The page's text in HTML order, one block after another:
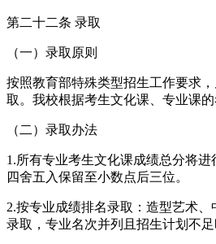
第二十二条 录取
（一）录取原则
按照教育部特殊类型招生工作要求
取。我校根据考生文化课、专业课
（二）录取办法
1.所有专业考生文化课成绩总分将
四舍五入保留至小数点后三位。
2.按专业成绩排名录取：造型艺术
录取，专业名次并列且招生计划不